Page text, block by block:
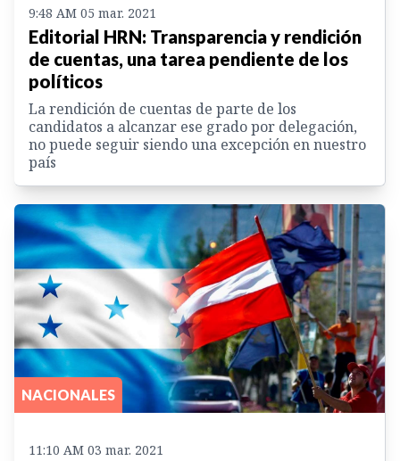
9:48 AM 05 mar. 2021
Editorial HRN: Transparencia y rendición
de cuentas, una tarea pendiente de los
políticos
La rendición de cuentas de parte de los
candidatos a alcanzar ese grado por delegación,
no puede seguir siendo una excepción en nuestro
país
NACIONALES
11:10 AM 03 mar. 2021